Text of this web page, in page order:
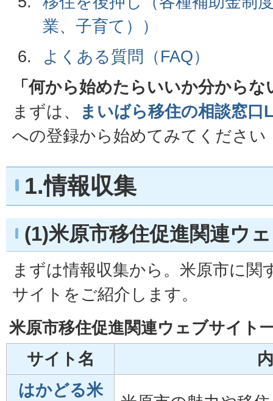
業、子育て））
よくある質問（FAQ）
「何から始めたらいいか分から
まずは、
まいばら移住の相談窓
への登録から始めてみてくださ
1.情報収集
(1)米原市移住促進関連ウ
まずは情報収集から。米原市に関
サイトをご紹介します。
米原市移住促進関連ウェブサイト
サイト名
はかどる米